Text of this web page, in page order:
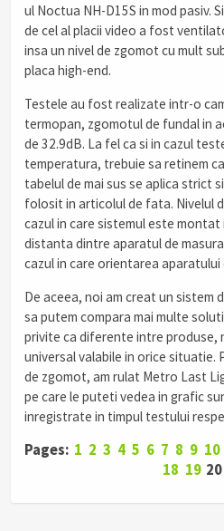
ul Noctua NH-D15S in mod pasiv.
de cel al placii video a fost
insa un nivel de zgomot cu mult
placa high-end.
Testele au fost realizate intr-o
termopan, zgomotul de fundal in
de 32.9dB. La fel ca si in cazul
temperatura, trebuie sa retinem
tabelul de mai sus se aplica strict
folosit in articolul de fata. Nivelul
cazul in care sistemul este montat
distanta dintre aparatul de
cazul in care orientarea aparatului
De aceea, noi am creat un sistem
sa putem compara mai multe
privite ca diferente intre produse,
universal valabile in orice situatie.
de zgomot, am rulat Metro Last
pe care le puteti vedea in grafic
inregistrate in timpul testului
Pages: 1 2 3 4 5 6 7 8 9 10
18 19 20